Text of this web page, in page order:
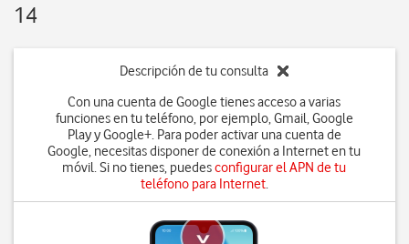
14
Descripción de tu consulta
Con una cuenta de Google tienes acceso a varias
funciones en tu teléfono, por ejemplo, Gmail, Google
Play y Google+. Para poder activar una cuenta de
Google, necesitas disponer de conexión a Internet en tu
móvil. Si no tienes, puedesconfigurar el APN de tu
teléfono para Internet.